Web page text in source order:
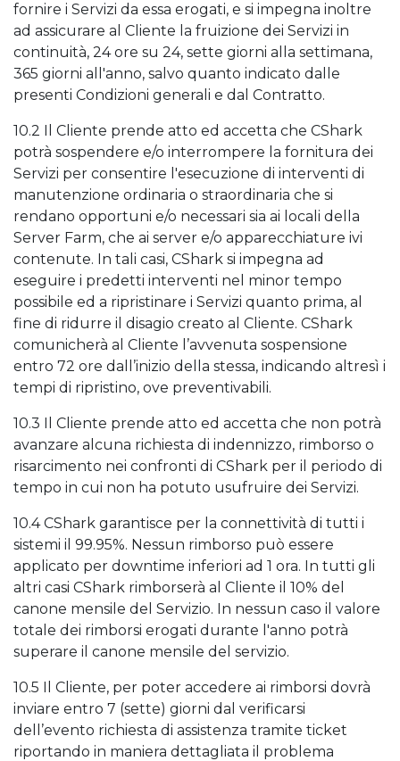
fornire i Servizi da essa erogati, e si impegna inoltre
ad assicurare al Cliente la fruizione dei Servizi in
continuità, 24 ore su 24, sette giorni alla settimana,
365 giorni all'anno, salvo quanto indicato dalle
presenti Condizioni generali e dal Contratto.
10.2 Il Cliente prende atto ed accetta che CShark
potrà sospendere e/o interrompere la fornitura dei
Servizi per consentire l'esecuzione di interventi di
manutenzione ordinaria o straordinaria che si
rendano opportuni e/o necessari sia ai locali della
Server Farm, che ai server e/o apparecchiature ivi
contenute. In tali casi, CShark si impegna ad
eseguire i predetti interventi nel minor tempo
possibile ed a ripristinare i Servizi quanto prima, al
fine di ridurre il disagio creato al Cliente. CShark
comunicherà al Cliente l’avvenuta sospensione
entro 72 ore dall’inizio della stessa, indicando altresì i
tempi di ripristino, ove preventivabili.
10.3 Il Cliente prende atto ed accetta che non potrà
avanzare alcuna richiesta di indennizzo, rimborso o
risarcimento nei confronti di CShark per il periodo di
tempo in cui non ha potuto usufruire dei Servizi.
10.4 CShark garantisce per la connettività di tutti i
sistemi il 99.95%. Nessun rimborso può essere
applicato per downtime inferiori ad 1 ora. In tutti gli
altri casi CShark rimborserà al Cliente il 10% del
canone mensile del Servizio. In nessun caso il valore
totale dei rimborsi erogati durante l'anno potrà
superare il canone mensile del servizio.
10.5 Il Cliente, per poter accedere ai rimborsi dovrà
inviare entro 7 (sette) giorni dal verificarsi
dell’evento richiesta di assistenza tramite ticket
riportando in maniera dettagliata il problema